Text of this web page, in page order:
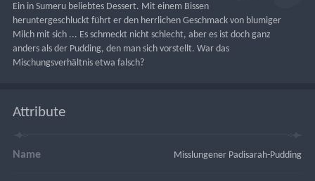
Ein in Sumeru beliebtes Dessert. Mit einem Bissen
heruntergeschluckt führt er den herrlichen Geschmack von blumiger
Milch mit sich ... Es schmeckt nicht schlecht, aber es ist doch ganz
anders als der Pudding, den man sich vorstellt. War das
Mischungsverhältnis etwa falsch?
Attribute
Name Misslungener Padisarah-Pudding